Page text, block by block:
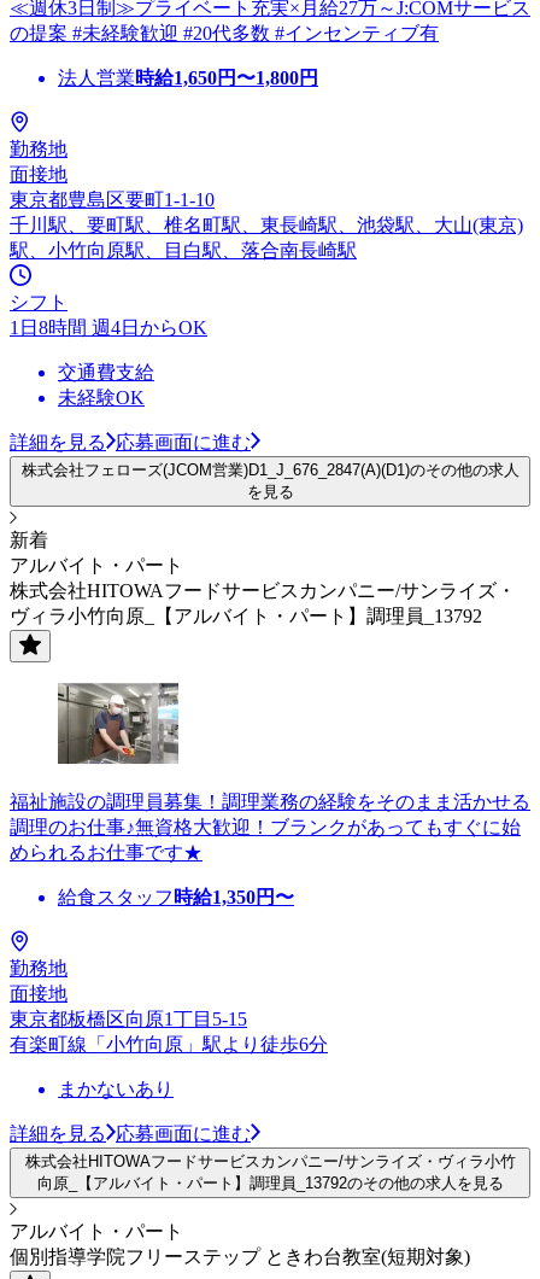
≪週休3日制≫プライベート充実×月給27万～J:COMサービス
の提案 #未経験歓迎 #20代多数 #インセンティブ有
法人営業時給1,650円〜1,800円
勤務地
面接地
東京都豊島区要町1-1-10
千川駅、要町駅、椎名町駅、東長崎駅、池袋駅、大山(東京)
駅、小竹向原駅、目白駅、落合南長崎駅
シフト
1日8時間 週4日からOK
交通費支給
未経験OK
詳細を見る 応募画面に進む
株式会社フェローズ(JCOM営業)D1_J_676_2847(A)(D1)のその他の求人
を見る
新着
アルバイト・パート
株式会社HITOWAフードサービスカンパニー/サンライズ・
ヴィラ小竹向原_【アルバイト・パート】調理員_13792
福祉施設の調理員募集！調理業務の経験をそのまま活かせる
調理のお仕事♪無資格大歓迎！ブランクがあってもすぐに始
められるお仕事です★
給食スタッフ 時給1,350円〜
勤務地
面接地
東京都板橋区向原1丁目5-15
有楽町線「小竹向原」駅より徒歩6分
まかないあり
詳細を見る 応募画面に進む
株式会社HITOWAフードサービスカンパニー/サンライズ・ヴィラ小竹
向原_【アルバイト・パート】調理員_13792のその他の求人を見る
アルバイト・パート
個別指導学院フリーステップ ときわ台教室(短期対象)